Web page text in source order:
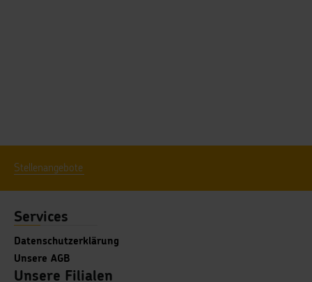
Stellenangebote
Services
Datenschutzerklärung
Unsere AGB
Unsere Filialen